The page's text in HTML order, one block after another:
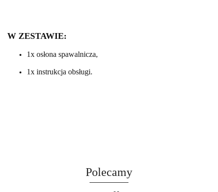
W ZESTAWIE:
1x osłona spawalnicza,
1x instrukcja obsługi.
Polecamy